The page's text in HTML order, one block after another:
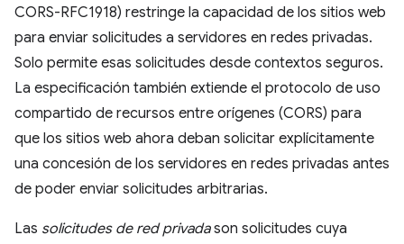
CORS-RFC1918) restringe la capacidad de los sitios web
para enviar solicitudes a servidores en redes privadas.
Solo permite esas solicitudes desde contextos seguros.
La especificación también extiende el protocolo de uso
compartido de recursos entre orígenes (CORS) para
que los sitios web ahora deban solicitar explícitamente
una concesión de los servidores en redes privadas antes
de poder enviar solicitudes arbitrarias.
Las solicitudes de red privadason solicitudes cuya